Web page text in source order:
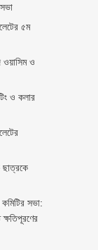
৫ম
ওয়াসিম ও
ও কলার
ছাত্রকে
কমিটির সভা: